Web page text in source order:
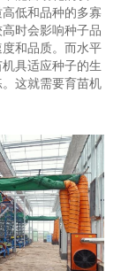
低和品种的多寡
时会影响种子品
和品质。而水平
具适应种子的生
这就需要育苗机